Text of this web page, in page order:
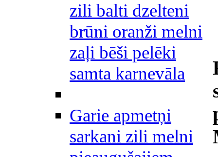
zili balti dzelteni
brūni oranži melni
zaļi bēši pelēki
samta karnevāla
Garie apmetņi
sarkani zili melni